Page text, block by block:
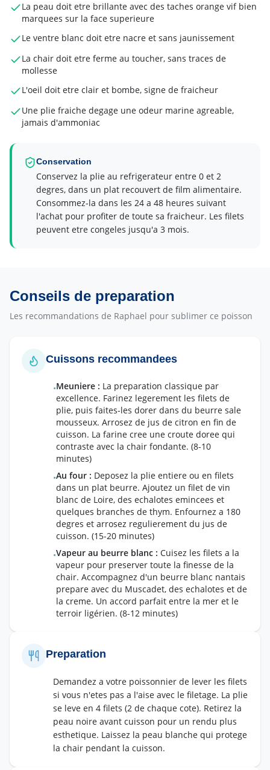
La peau doit etre brillante avec des taches orange vif bien
marquees sur la face superieure
Le ventre blanc doit etre nacre et sans jaunissement
La chair doit etre ferme au toucher, sans traces de
mollesse
L'oeil doit etre clair et bombe, signe de fraicheur
Une plie fraiche degage une odeur marine agreable,
jamais d'ammoniac
Conservation
Conservez la plie au refrigerateur entre 0 et 2
degres, dans un plat recouvert de film alimentaire.
Consommez-la dans les 24 a 48 heures suivant
l'achat pour profiter de toute sa fraicheur. Les filets
peuvent etre congeles jusqu'a 3 mois.
Conseils de preparation
Les recommandations de Raphael pour sublimer ce poisson
Cuissons recommandees
•Meuniere : La preparation classique par
excellence. Farinez legerement les filets de
plie, puis faites-les dorer dans du beurre sale
mousseux. Arrosez de jus de citron en fin de
cuisson. La farine cree une croute doree qui
contraste avec la chair fondante. (8-10
minutes)
•Au four : Deposez la plie entiere ou en filets
dans un plat beurre. Ajoutez un filet de vin
blanc de Loire, des echalotes emincees et
quelques branches de thym. Enfournez a 180
degres et arrosez regulierement du jus de
cuisson. (15-20 minutes)
•Vapeur au beurre blanc : Cuisez les filets a la
vapeur pour preserver toute la finesse de la
chair. Accompagnez d'un beurre blanc nantais
prepare avec du Muscadet, des echalotes et de
la creme. Un accord parfait entre la mer et le
terroir ligérien. (8-12 minutes)
Preparation
Demandez a votre poissonnier de lever les filets
si vous n'etes pas a l'aise avec le filetage. La plie
se leve en 4 filets (2 de chaque cote). Retirez la
peau noire avant cuisson pour un rendu plus
esthetique. Laissez la peau blanche qui protege
la chair pendant la cuisson.